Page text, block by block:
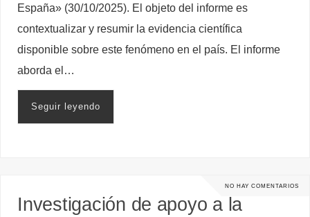
España» (30/10/2025). El objeto del informe es
contextualizar y resumir la evidencia científica
disponible sobre este fenómeno en el país. El informe
aborda el…
Seguir leyendo
NO HAY COMENTARIOS
Investigación de apoyo a la